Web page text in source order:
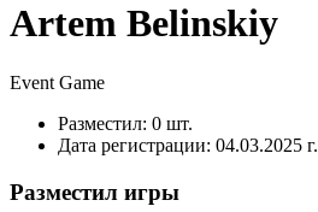
Artem Belinskiy
Event Game
Разместил: 0 шт.
Дата регистрации: 04.03.2025 г.
Разместил игры